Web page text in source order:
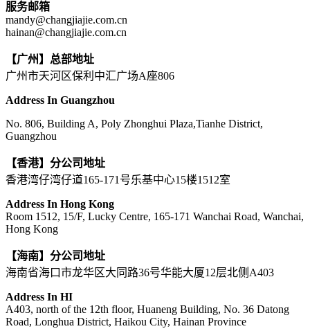
服务邮箱
mandy@changjiajie.com.cn
hainan@changjiajie.com.cn
【广州】总部地址
广州市天河区保利中汇广场A座806
Address In Guangzhou
No. 806, Building A, Poly Zhonghui Plaza,Tianhe District,
Guangzhou
【香港】分公司地址
香港湾仔湾仔道165-171号乐基中心15楼1512室
Address In Hong Kong
Room 1512, 15/F, Lucky Centre, 165-171 Wanchai Road, Wanchai,
Hong Kong
【海南】分公司地址
海南省海口市龙华区大同路36号华能大厦12层北侧A403
Address In HI
A403, north of the 12th floor, Huaneng Building, No. 36 Datong
Road, Longhua District, Haikou City, Hainan Province